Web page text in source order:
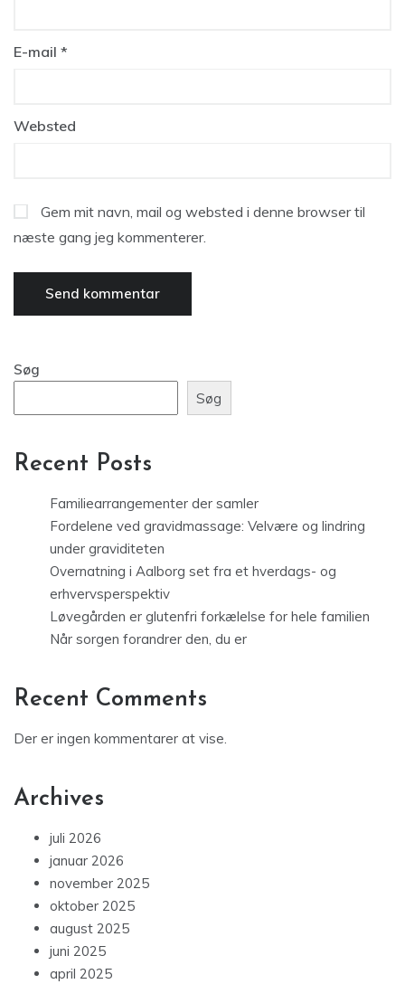
E-mail *
Websted
Gem mit navn, mail og websted i denne browser til
næste gang jeg kommenterer.
Søg
Søg
Recent Posts
Familiearrangementer der samler
Fordelene ved gravidmassage: Velvære og lindring
under graviditeten
Overnatning i Aalborg set fra et hverdags- og
erhvervsperspektiv
Løvegården er glutenfri forkælelse for hele familien
Når sorgen forandrer den, du er
Recent Comments
Der er ingen kommentarer at vise.
Archives
juli 2026
januar 2026
november 2025
oktober 2025
august 2025
juni 2025
april 2025